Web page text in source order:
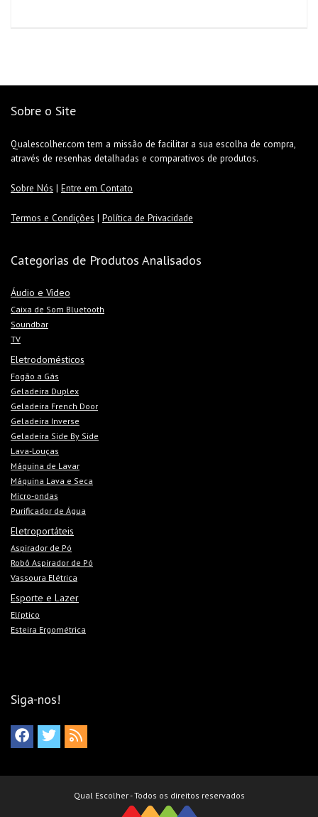
Sobre o Site
Qualescolher.com tem a missão de facilitar a sua escolha de compra,
através de resenhas detalhadas e comparativos de produtos.
Sobre Nós | Entre em Contato
Termos e Condições | Política de Privacidade
Categorias de Produtos Analisados
Áudio e Vídeo
Caixa de Som Bluetooth
Soundbar
TV
Eletrodomésticos
Fogão a Gás
Geladeira Duplex
Geladeira French Door
Geladeira Inverse
Geladeira Side By Side
Lava-Louças
Máquina de Lavar
Máquina Lava e Seca
Micro-ondas
Purificador de Água
Eletroportáteis
Aspirador de Pó
Robô Aspirador de Pó
Vassoura Elétrica
Esporte e Lazer
Elíptico
Esteira Ergométrica
Siga-nos!
Qual Escolher - Todos os direitos reservados